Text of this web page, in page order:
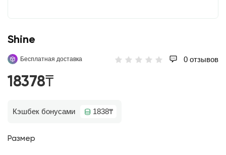
Shine
Бесплатная доставка 0 отзывов
18378₸
Кэшбек бонусами 1838₸
Размер